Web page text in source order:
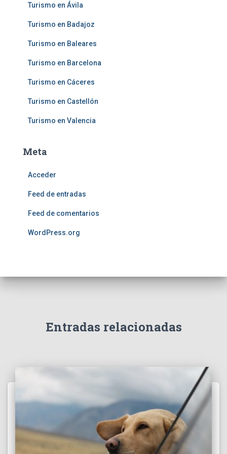
Turismo en Ávila
Turismo en Badajoz
Turismo en Baleares
Turismo en Barcelona
Turismo en Cáceres
Turismo en Castellón
Turismo en Valencia
Meta
Acceder
Feed de entradas
Feed de comentarios
WordPress.org
Entradas relacionadas